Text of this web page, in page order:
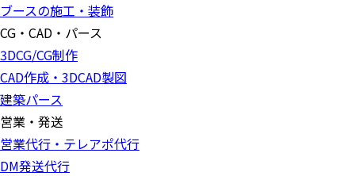
ブースの施工・装飾
CG・CAD・パース
3DCG/CG制作
CAD作成・3DCAD製図
建築パース
営業・発送
営業代行・テレアポ代行
DM発送代行